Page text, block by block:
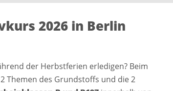
2026 in Berlin
der Herbstferien erledigen? Beim
Themen des Grundstoffs und die 2